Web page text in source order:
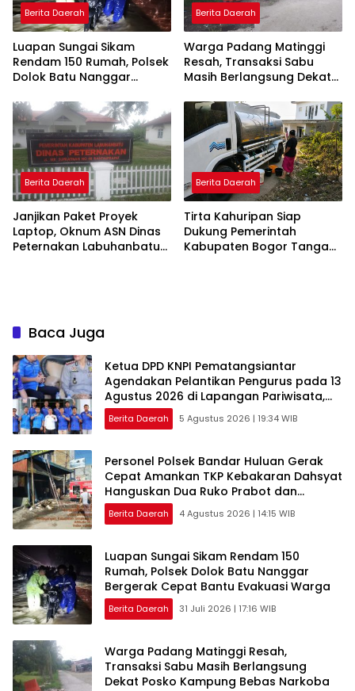
Berita Daerah
Luapan Sungai Sikam
Rendam 150 Rumah, Polsek
Dolok Batu Nanggar
Evakuasi Warga
Berita Daerah
Warga Padang Matinggi
Resah, Transaksi Sabu
Masih Berlangsung Dekat
Narkoba
Berita Daerah
Janjikan Paket Proyek
Laptop, Oknum ASN Dinas
Peternakan Labuhanbatu
Berita Daerah
Tirta Kahuripan Siap
Dukung Pemerintah
Kabupaten Bogor Tangani
Baca Juga
Ketua DPD KNPI Pematangsiantar
Agendakan Pelantikan Pengurus pada 13
Agustus 2026 di Lapangan Pariwisata,
Sekitar Tugu Becak
Berita Daerah 5 Agustus 2026 | 19:34 WIB
Personel Polsek Bandar Huluan Gerak
Cepat Amankan TKP Kebakaran Dahsyat
Hanguskan Dua Ruko Prabot dan
Elektronik di Perdagangan, Kerugian
Capai Rp1,5 Miliar
Berita Daerah 4 Agustus 2026 | 14:15 WIB
Luapan Sungai Sikam Rendam 150
Rumah, Polsek Dolok Batu Nanggar
Bergerak Cepat Bantu Evakuasi Warga
Berita Daerah 31 Juli 2026 | 17:16 WIB
Warga Padang Matinggi Resah,
Transaksi Sabu Masih Berlangsung
Dekat Posko Kampung Bebas Narkoba